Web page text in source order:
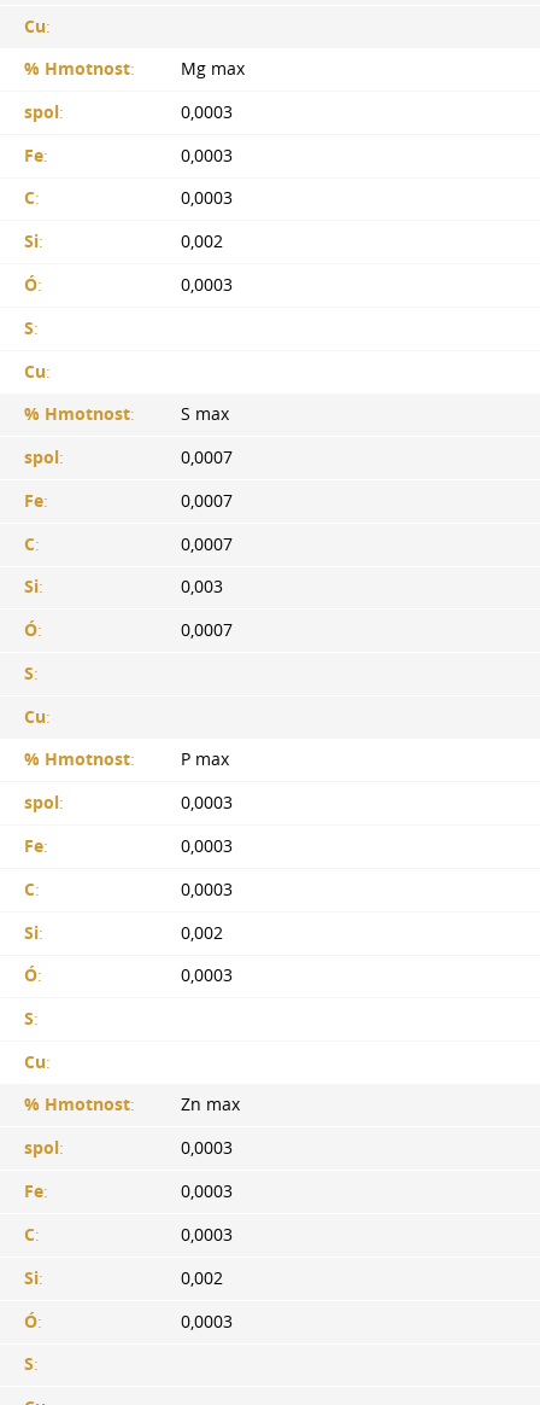
Cu:
% Hmotnost:
Mg max
spol:
0,0003
Fe:
0,0003
C:
0,0003
Si:
0,002
Ó:
0,0003
S:
Cu:
% Hmotnost:
S max
spol:
0,0007
Fe:
0,0007
C:
0,0007
Si:
0,003
Ó:
0,0007
S:
Cu:
% Hmotnost:
P max
spol:
0,0003
Fe:
0,0003
C:
0,0003
Si:
0,002
Ó:
0,0003
S:
Cu:
% Hmotnost:
Zn max
spol:
0,0003
Fe:
0,0003
C:
0,0003
Si:
0,002
Ó:
0,0003
S: